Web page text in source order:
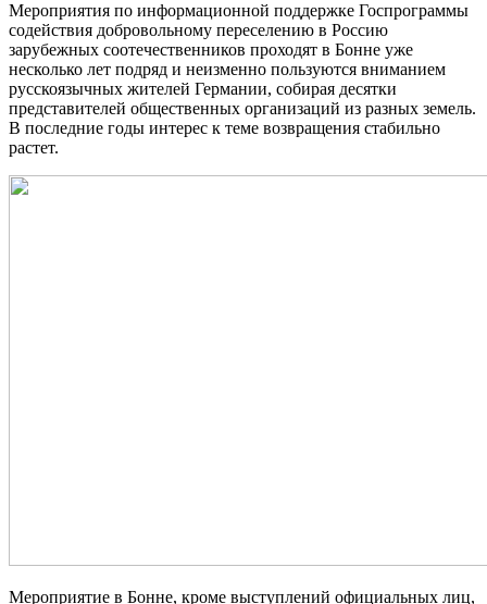
Мероприятия по информационной поддержке Госпрограммы
содействия добровольному переселению в Россию
зарубежных соотечественников проходят в Бонне уже
несколько лет подряд и неизменно пользуются вниманием
русскоязычных жителей Германии, собирая десятки
представителей общественных организаций из разных земель.
В последние годы интерес к теме возвращения стабильно
растет.
Мероприятие в Бонне, кроме выступлений официальных лиц,